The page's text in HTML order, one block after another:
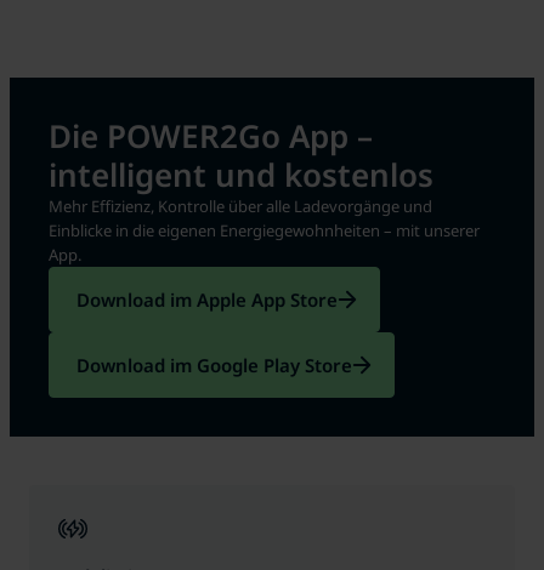
Die POWER2Go App –
intelligent und kostenlos
Mehr Effizienz, Kontrolle über alle Ladevorgänge und
Einblicke in die eigenen Energiegewohnheiten – mit unserer
App.
Download im Apple App Store
Download im Google Play Store